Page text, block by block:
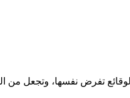
تفرض نفسها، وتجعل من